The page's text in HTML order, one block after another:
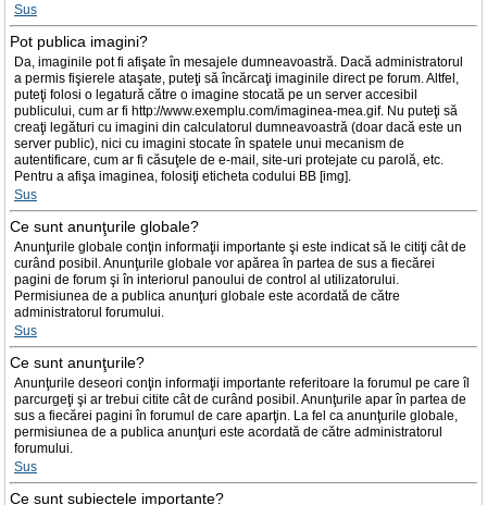
Sus
Pot publica imagini?
Da, imaginile pot fi afişate în mesajele dumneavoastră. Dacă administratorul
a permis fişierele ataşate, puteţi să încărcaţi imaginile direct pe forum. Altfel,
puteţi folosi o legatură către o imagine stocată pe un server accesibil
publicului, cum ar fi http://www.exemplu.com/imaginea-mea.gif. Nu puteţi să
creaţi legături cu imagini din calculatorul dumneavoastră (doar dacă este un
server public), nici cu imagini stocate în spatele unui mecanism de
autentificare, cum ar fi căsuţele de e-mail, site-uri protejate cu parolă, etc.
Pentru a afişa imaginea, folosiţi eticheta codului BB [img].
Sus
Ce sunt anunţurile globale?
Anunţurile globale conţin informaţii importante şi este indicat să le citiţi cât de
curând posibil. Anunţurile globale vor apărea în partea de sus a fiecărei
pagini de forum şi în interiorul panoului de control al utilizatorului.
Permisiunea de a publica anunţuri globale este acordată de către
administratorul forumului.
Sus
Ce sunt anunţurile?
Anunţurile deseori conţin informaţii importante referitoare la forumul pe care îl
parcurgeţi şi ar trebui citite cât de curând posibil. Anunţurile apar în partea de
sus a fiecărei pagini în forumul de care aparţin. La fel ca anunţurile globale,
permisiunea de a publica anunţuri este acordată de către administratorul
forumului.
Sus
Ce sunt subiectele importante?